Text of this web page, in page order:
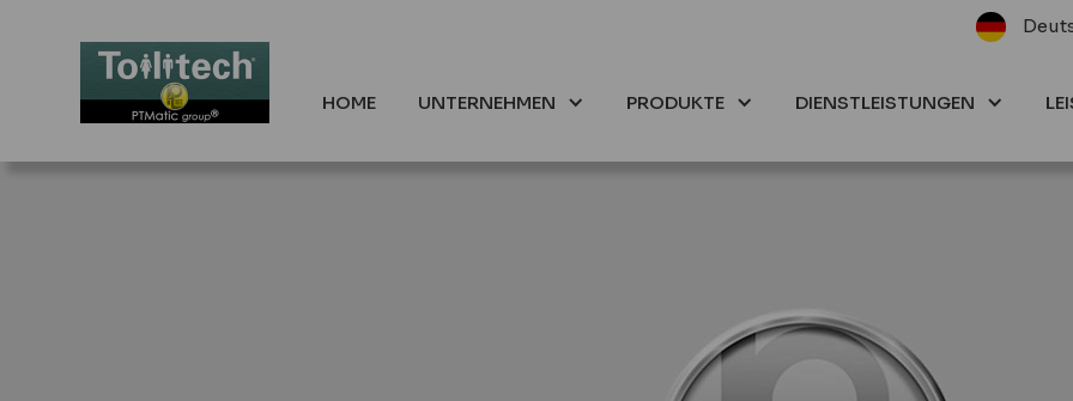
HOME UNTERNEHMEN PRODUKTE DIENSTLEISTUNGEN